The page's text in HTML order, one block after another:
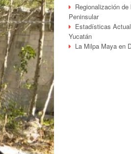
Regionalización
Peninsular
Estadísticas
Yucatán
La Milpa Maya en